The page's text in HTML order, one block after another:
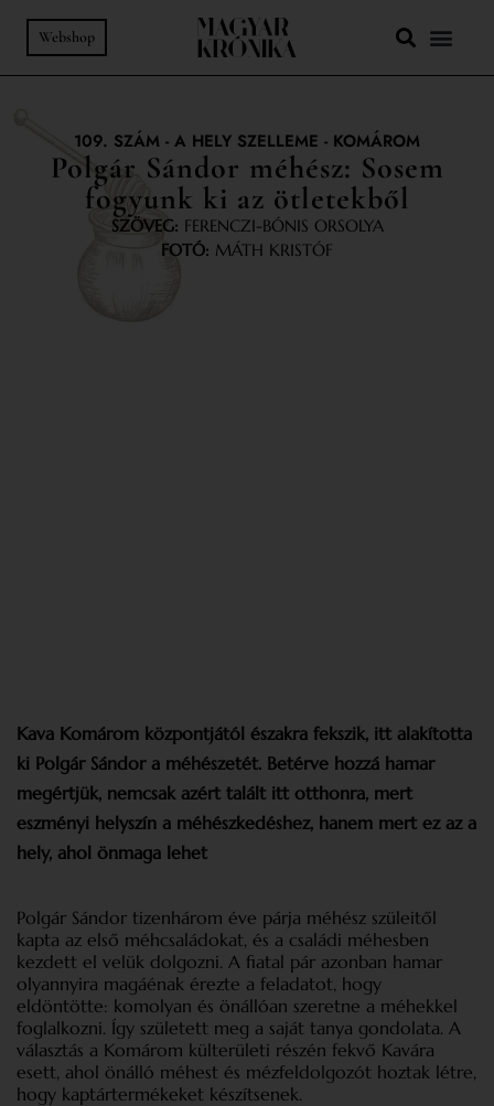
Webshop
109. SZÁM - A HELY SZELLEME - KOMÁROM
Polgár Sándor méhész: Sosem
fogyunk ki az ötletekből
SZÖVEG: FERENCZI-BÓNIS ORSOLYA
FOTÓ: MÁTH KRISTÓF
Kava Komárom központjától északra fekszik, itt alakította
ki Polgár Sándor a méhészetét. Betérve hozzá hamar
megértjük, nemcsak azért talált itt otthonra, mert
eszményi helyszín a méhészkedéshez, hanem mert ez az a
hely, ahol önmaga lehet
Polgár Sándor tizenhárom éve párja méhész szüleitől
kapta az első méhcsaládokat, és a családi méhesben
kezdett el velük dolgozni. A fiatal pár azonban hamar
olyannyira magáénak érezte a feladatot, hogy
eldöntötte: komolyan és önállóan szeretne a méhekkel
foglalkozni. Így született meg a saját tanya gondolata. A
választás a Komárom külterületi részén fekvő Kavára
esett, ahol önálló méhest és mézfeldolgozót hoztak létre,
hogy kaptártermékeket készítsenek.